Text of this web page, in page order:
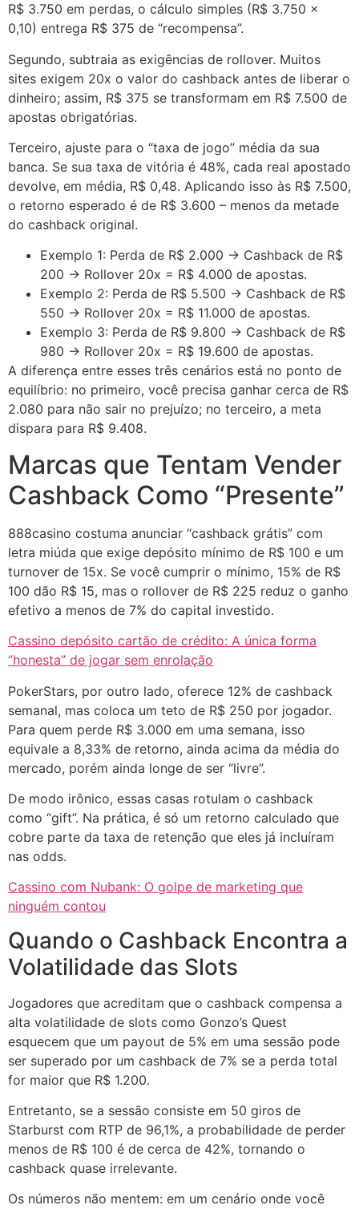
R$ 3.750 em perdas, o cálculo simples (R$ 3.750 ×
0,10) entrega R$ 375 de “recompensa”.
Segundo, subtraia as exigências de rollover. Muitos
sites exigem 20x o valor do cashback antes de liberar o
dinheiro; assim, R$ 375 se transformam em R$ 7.500 de
apostas obrigatórias.
Terceiro, ajuste para o “taxa de jogo” média da sua
banca. Se sua taxa de vitória é 48%, cada real apostado
devolve, em média, R$ 0,48. Aplicando isso às R$ 7.500,
o retorno esperado é de R$ 3.600 – menos da metade
do cashback original.
Exemplo 1: Perda de R$ 2.000 → Cashback de R$
200 → Rollover 20x = R$ 4.000 de apostas.
Exemplo 2: Perda de R$ 5.500 → Cashback de R$
550 → Rollover 20x = R$ 11.000 de apostas.
Exemplo 3: Perda de R$ 9.800 → Cashback de R$
980 → Rollover 20x = R$ 19.600 de apostas.
A diferença entre esses três cenários está no ponto de
equilíbrio: no primeiro, você precisa ganhar cerca de R$
2.080 para não sair no prejuízo; no terceiro, a meta
dispara para R$ 9.408.
Marcas que Tentam Vender
Cashback Como “Presente”
888casino costuma anunciar “cashback grátis” com
letra miúda que exige depósito mínimo de R$ 100 e um
turnover de 15x. Se você cumprir o mínimo, 15% de R$
100 dão R$ 15, mas o rollover de R$ 225 reduz o ganho
efetivo a menos de 7% do capital investido.
Cassino depósito cartão de crédito: A única forma
“honesta” de jogar sem enrolação
PokerStars, por outro lado, oferece 12% de cashback
semanal, mas coloca um teto de R$ 250 por jogador.
Para quem perde R$ 3.000 em uma semana, isso
equivale a 8,33% de retorno, ainda acima da média do
mercado, porém ainda longe de ser “livre”.
De modo irônico, essas casas rotulam o cashback
como “gift”. Na prática, é só um retorno calculado que
cobre parte da taxa de retenção que eles já incluíram
nas odds.
Cassino com Nubank: O golpe de marketing que
ninguém contou
Quando o Cashback Encontra a
Volatilidade das Slots
Jogadores que acreditam que o cashback compensa a
alta volatilidade de slots como Gonzo’s Quest
esquecem que um payout de 5% em uma sessão pode
ser superado por um cashback de 7% se a perda total
for maior que R$ 1.200.
Entretanto, se a sessão consiste em 50 giros de
Starburst com RTP de 96,1%, a probabilidade de perder
menos de R$ 100 é de cerca de 42%, tornando o
cashback quase irrelevante.
Os números não mentem: em um cenário onde você